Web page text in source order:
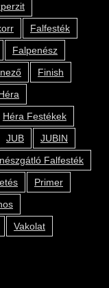
Falfesték
Falpenész
Finish
Héra Festékek
JUB
JUBIN
Falfesték
Primer
Vakolat